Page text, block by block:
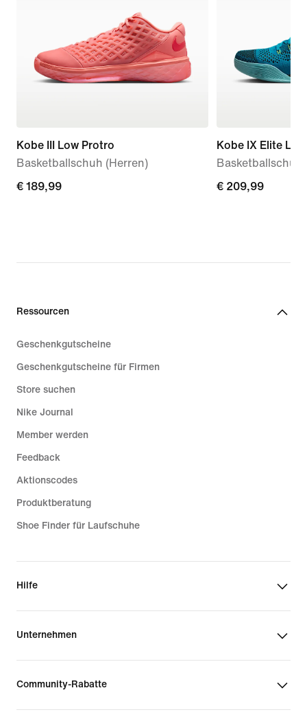
Kobe III Low Protro
Basketballschuh (Herren)
€ 189,99
€ 189,99
Kobe IX Elite
Basketballschuh
€ 209,99
€ 209,99
Ressourcen
Geschenkgutscheine
Geschenkgutscheine für Firmen
Store suchen
Nike Journal
Member werden
Feedback
Aktionscodes
Produktberatung
Shoe Finder für Laufschuhe
Hilfe
Unternehmen
Community-Rabatte